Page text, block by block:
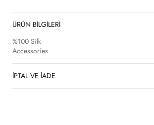
ÜRÜN BİLGİLERİ
%100 Silk
Accessories
İPTAL VE İADE